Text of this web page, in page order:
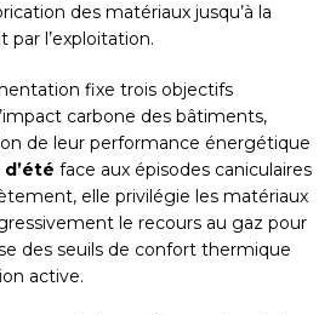
des matériaux jusqu’à la
par l’exploitation.
fixe trois objectifs
carbone des bâtiments,
de leur performance énergétique
face aux épisodes caniculaires
elle privilégie les matériaux
le recours au gaz pour
des seuils de confort thermique
active.